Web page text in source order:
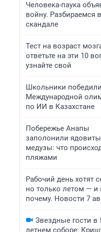
Человека-паука
войну. Разбираемся в
скандале
Тест на возраст
ответьте на эти 10
узнайте свой
Школьники
Международной
по ИИ в Казахстане
Побережье Анапы
заполонили
медузы: что
пляжами
Рабочий день хотят
но только летом — и
почему. Новости 7
Звездные гости в
летнем соборе: